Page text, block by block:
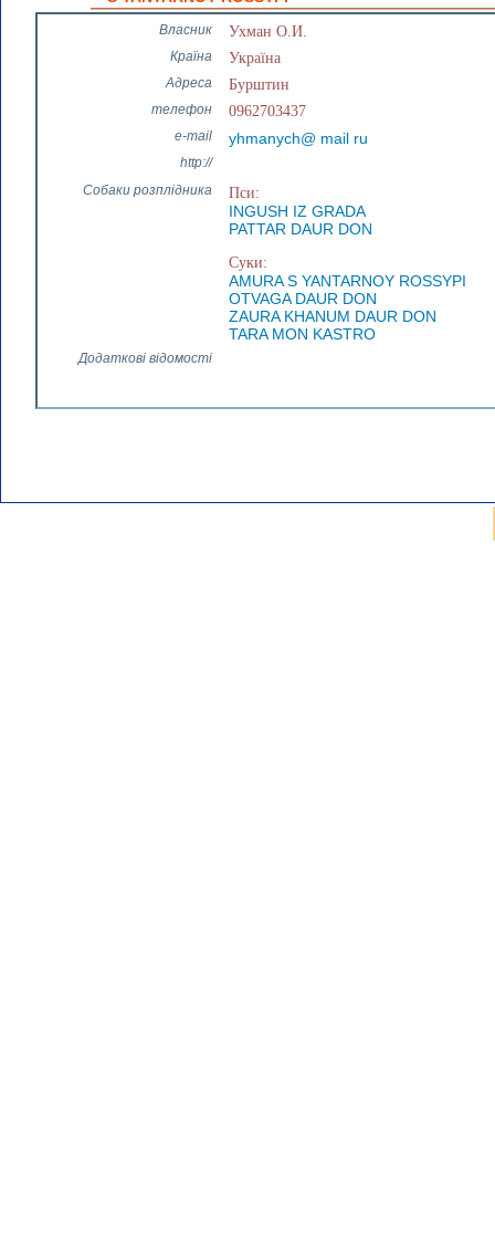
Власник Ухман О.И.
Країна Україна
Адреса Бурштин
телефон 0962703437
e-mail yhmanych@ mail ru
http://
Собаки розплідника
Пси:
INGUSH IZ GRADA
PATTAR DAUR DON
Суки:
AMURA S YANTARNOY ROSSYPI
OTVAGA DAUR DON
ZAURA KHANUM DAUR DON
TARA MON KASTRO
Додаткові відомості